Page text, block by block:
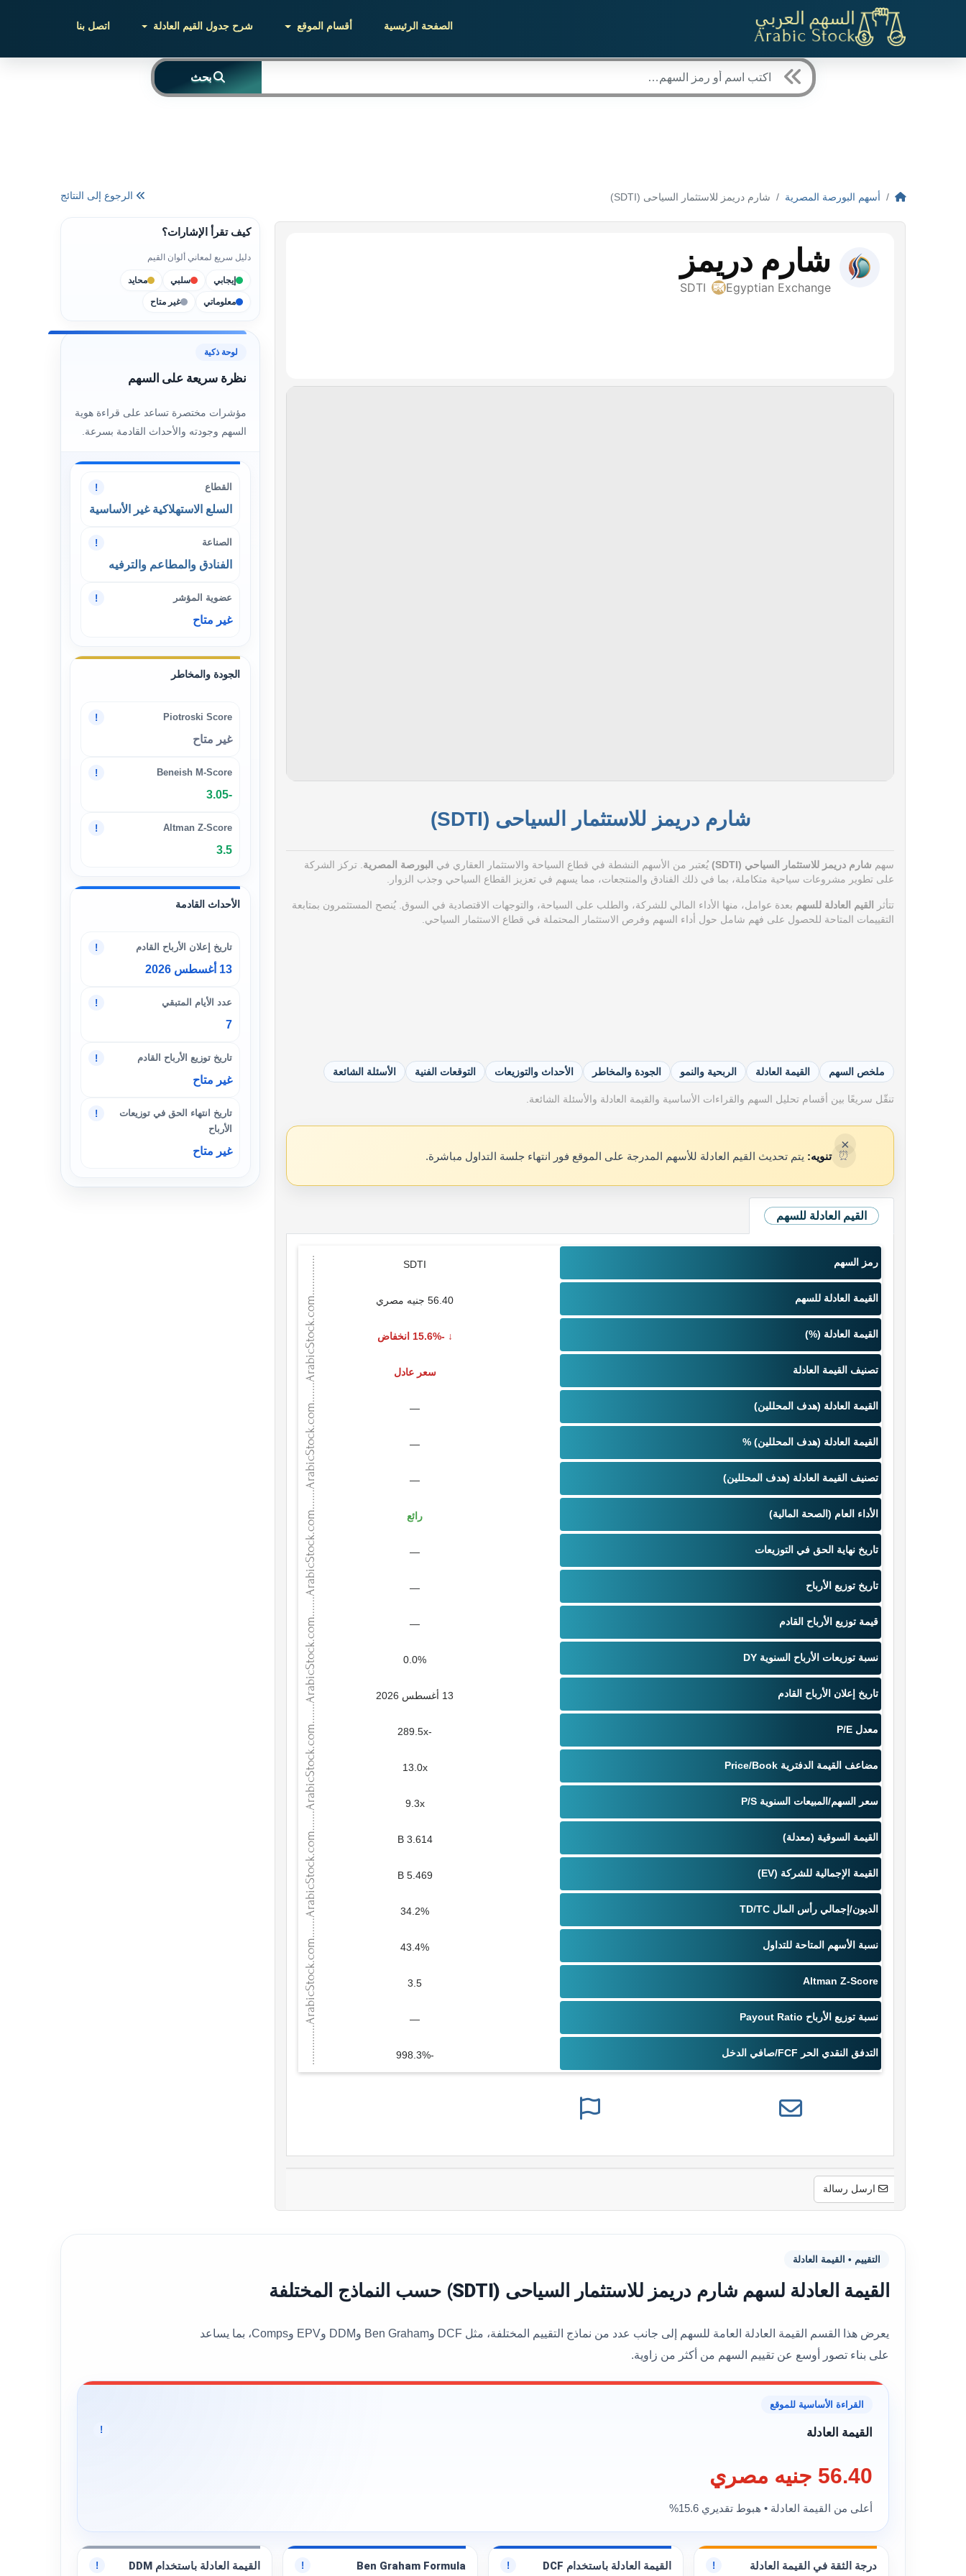
الصفحة الرئيسية أقسام الموقع شرح جدول القيم العادلة اتصل بنا
بحث
أسهم البورصة المصرية شارم دريمز للاستثمار السياحى (SDTI) الرجوع إلى النتائج
شارم دريمز للاستثمار السياحى (SDTI)
سهم شارم دريمز للاستثمار السياحي (SDTI) يُعتبر من الأسهم النشطة في قطاع السياحة والاستثمار العقاري في البورصة المصرية. تركز الشركة
على تطوير مشروعات سياحية متكاملة، بما في ذلك الفنادق والمنتجعات، مما يسهم في تعزيز القطاع السياحي وجذب الزوار.
تتأثر القيم العادلة للسهم بعدة عوامل، منها الأداء المالي للشركة، والطلب على السياحة، والتوجهات الاقتصادية في السوق. يُنصح المستثمرون بمتابعة
التقييمات المتاحة للحصول على فهم شامل حول أداء السهم وفرص الاستثمار المحتملة في قطاع الاستثمار السياحي.
ملخص السهم القيمة العادلة الربحية والنمو الجودة والمخاطر الأحداث والتوزيعات التوقعات الفنية الأسئلة الشائعة
تنقّل سريعًا بين أقسام تحليل السهم والقراءات الأساسية والقيمة العادلة والأسئلة الشائعة.
×
⏰ تنويه: يتم تحديث القيم العادلة للأسهم المدرجة على الموقع فور انتهاء جلسة التداول مباشرة.
القيم العادلة للسهم
SDTI
56.40 جنيه مصري
-15.6% انخفاض
سعر عادل
—
—
—
رائع
—
—
—
0.0%
13 أغسطس 2026
-289.5x
13.0x
9.3x
3.614 B
5.469 B
34.2%
43.4%
3.5
—
-998.3%
ارسل رسالة
كيف تقرأ الإشارات؟
دليل سريع لمعاني ألوان القيم
إيجابي سلبي محايد
معلوماتي غير متاح
لوحة ذكية
نظرة سريعة على السهم
مؤشرات مختصرة تساعد على قراءة هوية
السهم وجودته والأحداث القادمة بسرعة.
القطاع !
السلع الاستهلاكية غير الأساسية
الصناعة !
الفنادق والمطاعم والترفيه
عضوية المؤشر !
غير متاح
الجودة والمخاطر
Piotroski Score
!
غير متاح
Beneish M-Score
!
-3.05
Altman Z-Score
!
3.5
الأحداث القادمة
تاريخ إعلان الأرباح القادم !
13 أغسطس 2026
عدد الأيام المتبقي !
7
تاريخ توزيع الأرباح القادم !
غير متاح
تاريخ انتهاء الحق في توزيعات
الأرباح
!
غير متاح
التقييم • القيمة العادلة
القيمة العادلة لسهم شارم دريمز للاستثمار السياحى (SDTI) حسب النماذج المختلفة
يعرض هذا القسم القيمة العادلة العامة للسهم إلى جانب عدد من نماذج التقييم المختلفة، مثل DCF وBen Graham وDDM وEPV وComps، بما يساعد
على بناء تصور أوسع عن تقييم السهم من أكثر من زاوية.
القراءة الأساسية للموقع
القيمة العادلة !
56.40 جنيه مصري
أعلى من القيمة العادلة • هبوط تقديري 15.6%
درجة الثقة في القيمة العادلة ! القيمة العادلة باستخدام DCF !
Ben Graham Formula
! القيمة العادلة باستخدام DDM !